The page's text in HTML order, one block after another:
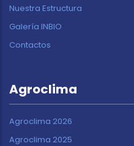
Nuestra Estructura
Galería INBIO
Contactos
Agroclima
Agroclima 2026
Agroclima 2025